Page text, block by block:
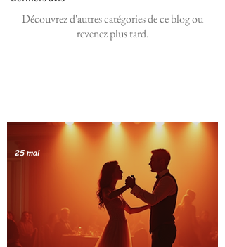
Découvrez d'autres catégories de ce blog ou
revenez plus tard.
25 mai